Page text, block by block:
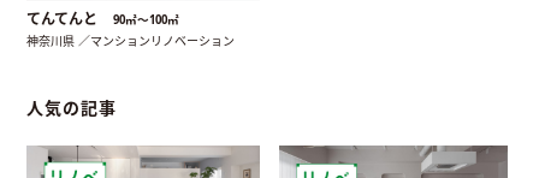
てんてんと 90㎡〜100㎡
神奈川県 ／マンションリノベーション
人気の記事